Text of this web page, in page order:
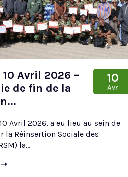
Avril 2026 –
de fin de la
10
Avr
Avril 2026, a eu lieu au sein de
la Réinsertion Sociale des
la...